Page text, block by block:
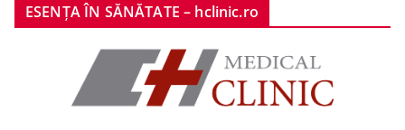
ESENȚA ÎN SĂNĂTATE – hclinic.ro